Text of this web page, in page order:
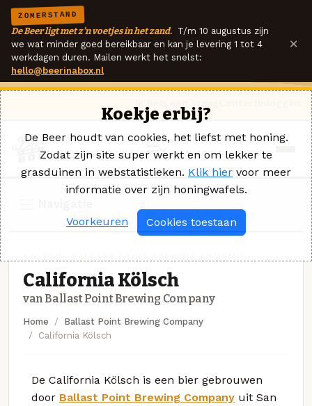
ZOMERSTAND
De Beer ligt met z'n voetjes in het zand. T/m 10 augustus zijn
we wat minder goed bereikbaar en kan je levering 1 tot 4
werkdagen duren. Mailen werkt het snelst:
hello@beerinabox.nl
×
California Kölsch
van Ballast Point Brewing Company
Home
Ballast Point Brewing Company
California Kölsch
De California Kölsch is een bier gebrouwen
door Ballast Point Brewing Company uit San
Koekje erbij?
De Beer houdt van cookies, het liefst met honing.
Zodat zijn site super werkt en om lekker te
grasduinen in webstatistieken. Klik hier voor meer
informatie over zijn honingwafels.
Voorkeuren Cookies toestaan